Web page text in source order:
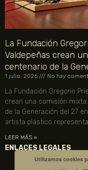
La Fundación
Valdepeñas crean
centenario de la
1 julio, 2026 No hay
La Fundación Gregorio
crean una comisión
de la Generación del 27
artista plástico
LEER MÁS »
ENLACES LEGALES
Utilizamos cookies